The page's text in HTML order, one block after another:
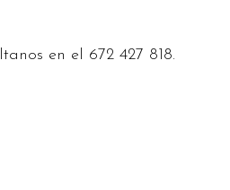
en el 672 427 818.